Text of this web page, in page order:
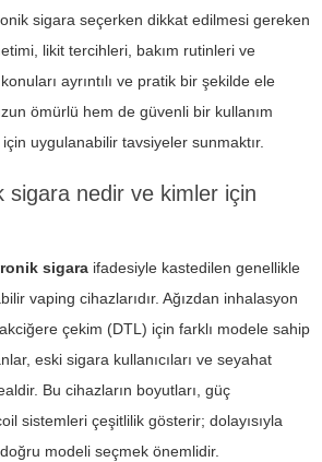
sigara seçerken dikkat edilmesi gereken
likit tercihleri, bakım rutinleri ve
ayrıntılı ve pratik bir şekilde ele
ömürlü hem de güvenli bir kullanım
uygulanabilir tavsiyeler sunmaktır.
sigara nedir ve kimler için
sigara ifadesiyle kastedilen genellikle
vaping cihazlarıdır. Ağızdan inhalasyon
çekim (DTL) için farklı modele sahip
eski sigara kullanıcıları ve seyahat
Bu cihazların boyutları, güç
sistemleri çeşitlilik gösterir; dolayısıyla
modeli seçmek önemlidir.